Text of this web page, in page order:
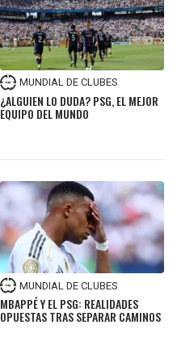
MUNDIAL DE CLUBES
¿ALGUIEN LO DUDA? PSG, EL MEJOR
EQUIPO DEL MUNDO
MUNDIAL DE CLUBES
MBAPPÉ Y EL PSG: REALIDADES
OPUESTAS TRAS SEPARAR CAMINOS